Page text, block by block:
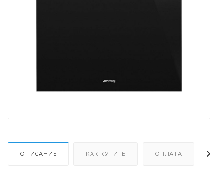
ОПИСАНИЕ КАК КУПИТЬ ОПЛАТА